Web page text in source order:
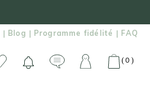
| Blog | Programme fidélité | FAQ
(0 )